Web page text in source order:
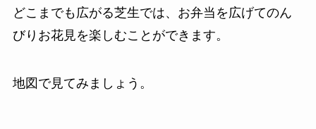
どこまでも広がる芝生では、お弁当を広げてのん
びりお花見を楽しむことができます。
地図で見てみましょう。